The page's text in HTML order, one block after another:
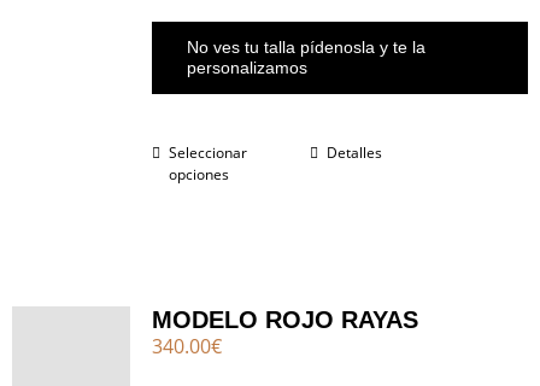
No ves tu talla pídenosla y te la
personalizamos
Seleccionar
opciones
Detalles
MODELO ROJO RAYAS
340.00€